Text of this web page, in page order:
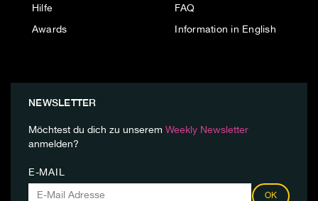
Hilfe
Awards
FAQ
Information in English
NEWSLETTER
Möchtest du dich zu unserem Weekly Newsletter
anmelden?
E-MAIL
OK